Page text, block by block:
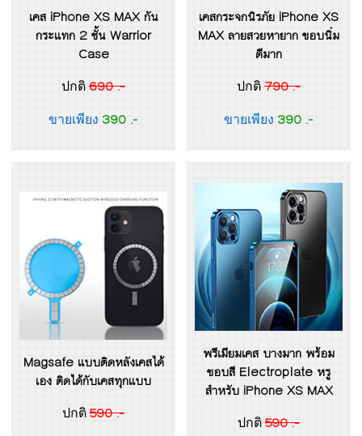
เคส iPhone XS MAX กัน
กระแทก 2 ชั้น Warrior
Case
ปกติ 690 .-
ขายเพียง 390 .-
เคสกระจกนิรภัย iPhone XS
MAX ลายสวยหายาก ขอบนิ่ม
ดีมาก
ปกติ 790 .-
ขายเพียง 390 .-
Magsafe แบบติดหลังเคสได้
เอง ติดได้กับเคสทุกแบบ
ปกติ 590 .-
พรีเมียมเคส บางมาก พร้อม
ขอบสี Electroplate หรู
สำหรับ iPhone XS MAX
ปกติ 590 .-